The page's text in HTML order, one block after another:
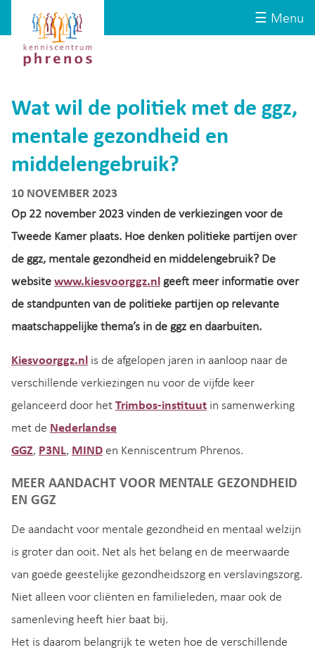
☰ Menu
Kenniscentrum
Phrenos
website
Wat wil de politiek met de ggz,
mentale gezondheid en
middelengebruik?
10 NOVEMBER 2023
Op 22 november 2023 vinden de verkiezingen voor de
Tweede Kamer plaats. Hoe denken politieke partijen over
de ggz, mentale gezondheid en middelengebruik? De
website www.kiesvoorggz.nl geeft meer informatie over
de standpunten van de politieke partijen op relevante
maatschappelijke thema’s in de ggz en daarbuiten.
Kiesvoorggz.nl is de afgelopen jaren in aanloop naar de
verschillende verkiezingen nu voor de vijfde keer
gelanceerd door het Trimbos-instituut in samenwerking
met de Nederlandse
GGZ, P3NL, MIND en Kenniscentrum Phrenos.
MEER AANDACHT VOOR MENTALE GEZONDHEID
EN GGZ
De aandacht voor mentale gezondheid en mentaal welzijn
is groter dan ooit. Net als het belang en de meerwaarde
van goede geestelijke gezondheidszorg en verslavingszorg.
Niet alleen voor cliënten en familieleden, maar ook de
samenleving heeft hier baat bij.
Het is daarom belangrijk te weten hoe de verschillende